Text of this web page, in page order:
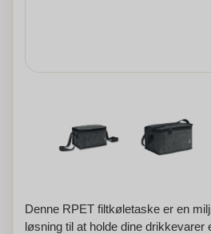
Denne RPET filtkøletaske er en
løsning til at holde dine drikkevarer